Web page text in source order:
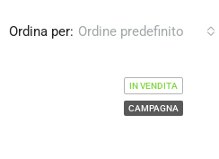
Ordina per: Ordine predefinito
IN VENDITA
CAMPAGNA